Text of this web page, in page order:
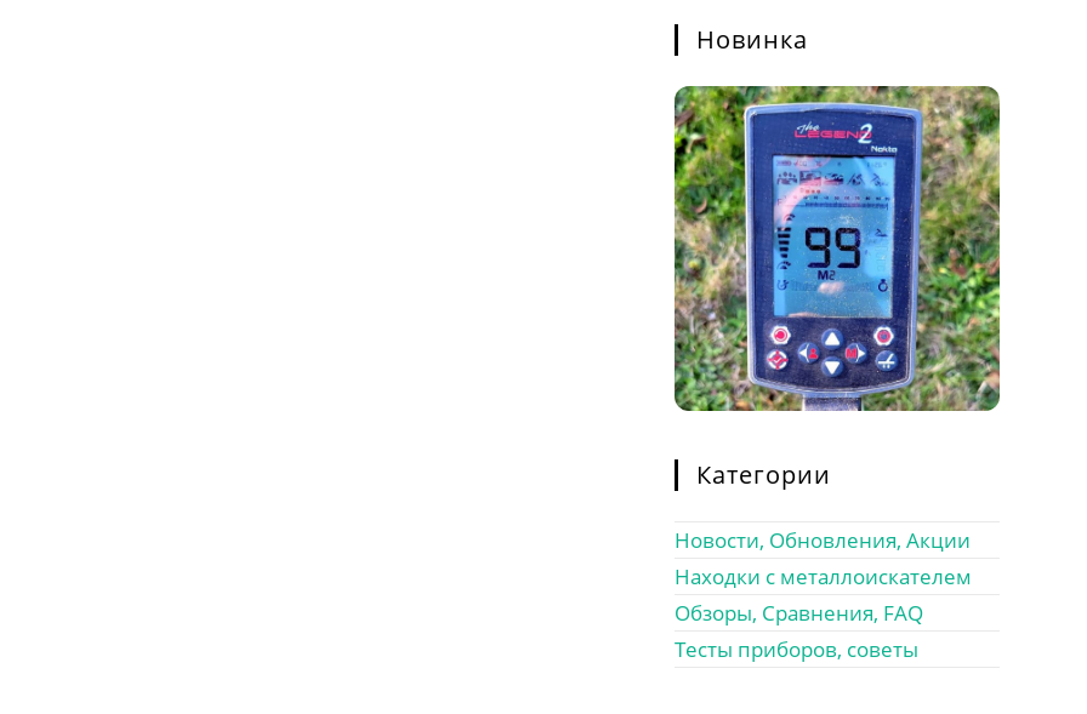
Новинка
Категории
Новости, Обновления, Акции
Находки с металлоискателем
Обзоры, Сравнения, FAQ
Тесты приборов, советы